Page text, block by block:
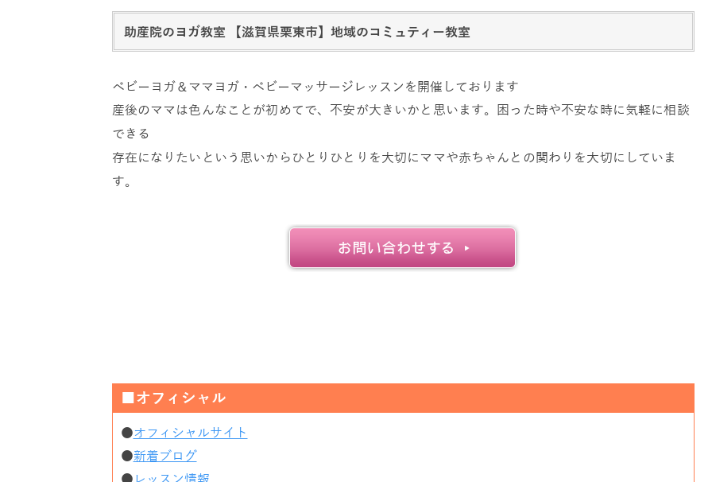
助産院のヨガ教室 【滋賀県栗東市】地域のコミュティー教室
ベビーヨガ＆ママヨガ・ベビーマッサージレッスンを開催しております
産後のママは色んなことが初めてで、不安が大きいかと思います。困った時や不安な時に気軽に相談
できる
存在になりたいという思いからひとりひとりを大切にママや赤ちゃんとの関わりを大切にしていま
す。
■オフィシャル
●オフィシャルサイト
●新着ブログ
●レッスン情報